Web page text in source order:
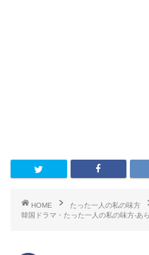
HOME
たった一人の私の味方
韓国ドラマ・たった一人の私の味方-あ